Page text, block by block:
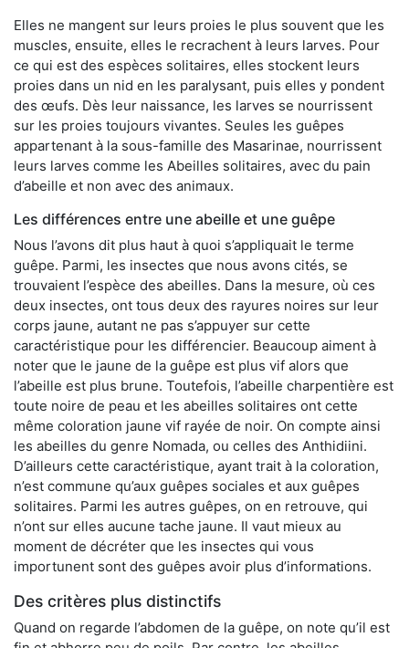
Elles ne mangent sur leurs proies le plus souvent que les
muscles, ensuite, elles le recrachent à leurs larves. Pour
ce qui est des espèces solitaires, elles stockent leurs
proies dans un nid en les paralysant, puis elles y pondent
des œufs. Dès leur naissance, les larves se nourrissent
sur les proies toujours vivantes. Seules les guêpes
appartenant à la sous-famille des Masarinae, nourrissent
leurs larves comme les Abeilles solitaires, avec du pain
d’abeille et non avec des animaux.
Les différences entre une abeille et une guêpe
Nous l’avons dit plus haut à quoi s’appliquait le terme
guêpe. Parmi, les insectes que nous avons cités, se
trouvaient l’espèce des abeilles. Dans la mesure, où ces
deux insectes, ont tous deux des rayures noires sur leur
corps jaune, autant ne pas s’appuyer sur cette
caractéristique pour les différencier. Beaucoup aiment à
noter que le jaune de la guêpe est plus vif alors que
l’abeille est plus brune. Toutefois, l’abeille charpentière est
toute noire de peau et les abeilles solitaires ont cette
même coloration jaune vif rayée de noir. On compte ainsi
les abeilles du genre Nomada, ou celles des Anthidiini.
D’ailleurs cette caractéristique, ayant trait à la coloration,
n’est commune qu’aux guêpes sociales et aux guêpes
solitaires. Parmi les autres guêpes, on en retrouve, qui
n’ont sur elles aucune tache jaune. Il vaut mieux au
moment de décréter que les insectes qui vous
importunent sont des guêpes avoir plus d’informations.
Des critères plus distinctifs
Quand on regarde l’abdomen de la guêpe, on note qu’il est